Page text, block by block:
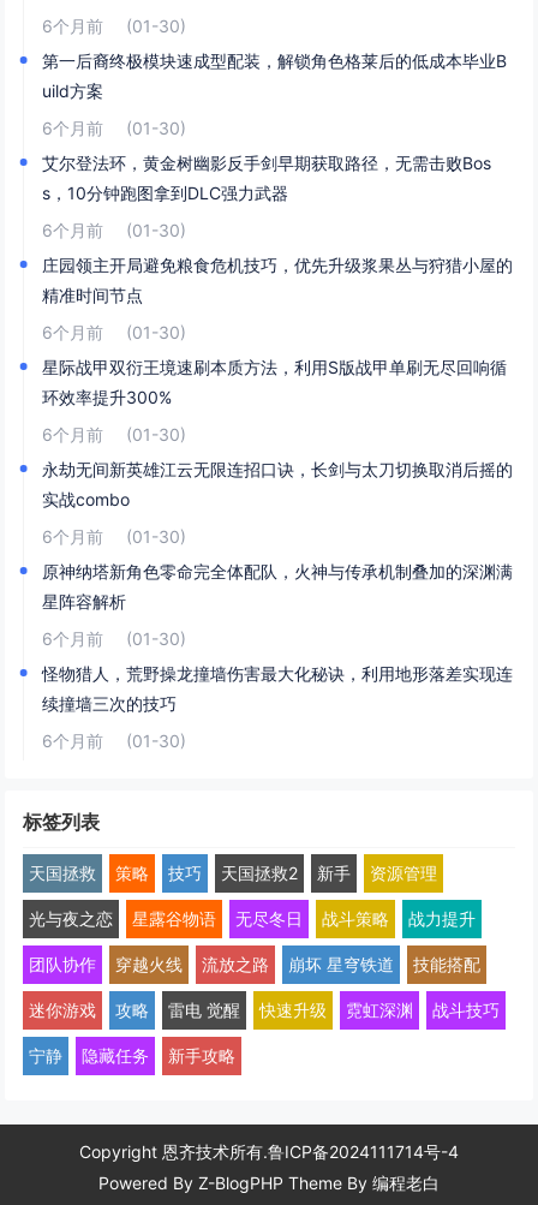
6个月前
(01-30)
第一后裔终极模块速成型配装，解锁角色格莱后的低成本毕业B
uild方案
6个月前
(01-30)
艾尔登法环，黄金树幽影反手剑早期获取路径，无需击败Bos
s，10分钟跑图拿到DLC强力武器
6个月前
(01-30)
庄园领主开局避免粮食危机技巧，优先升级浆果丛与狩猎小屋的
精准时间节点
6个月前
(01-30)
星际战甲双衍王境速刷本质方法，利用S版战甲单刷无尽回响循
环效率提升300%
6个月前
(01-30)
永劫无间新英雄江云无限连招口诀，长剑与太刀切换取消后摇的
实战combo
6个月前
(01-30)
原神纳塔新角色零命完全体配队，火神与传承机制叠加的深渊满
星阵容解析
6个月前
(01-30)
怪物猎人，荒野操龙撞墙伤害最大化秘诀，利用地形落差实现连
续撞墙三次的技巧
6个月前
(01-30)
标签列表
天国拯救 策略 技巧 天国拯救2 新手 资源管理
光与夜之恋 星露谷物语 无尽冬日 战斗策略 战力提升
团队协作 穿越火线 流放之路 崩坏 星穹铁道 技能搭配
迷你游戏 攻略 雷电 觉醒 快速升级 霓虹深渊 战斗技巧
宁静 隐藏任务 新手攻略
Copyright 恩齐技术所有.鲁ICP备2024111714号-4
Powered By Z-BlogPHP Theme By 编程老白